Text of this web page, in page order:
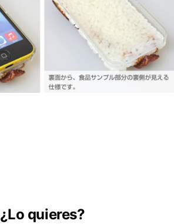
¿Lo quieres?